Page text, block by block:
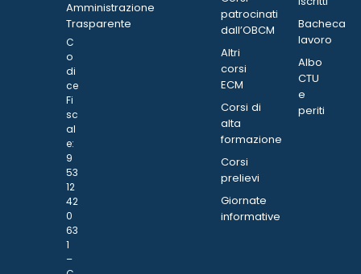
Amministrazione
Trasparente
C
o
di
ce
Fi
sc
al
e:
9
53
12
42
0
63
1
–
patrocinati
dall’OBCM
Altri
corsi
ECM
Corsi di
alta
formazione
Corsi
prelievi
Giornate
informative
Bacheca
lavoro
Albo
CTU
e
periti